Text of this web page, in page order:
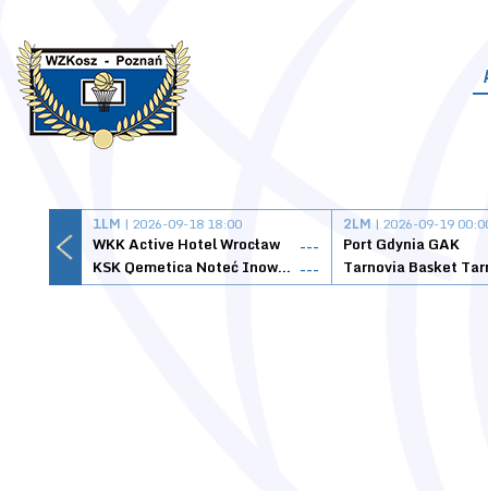
1LM | 2026-09-18 18:00
WKK Active Hotel Wrocław
---
KSK Qemetica Noteć Inowrocław ---
2LM | 2026-09-19
Port Gdynia GAK